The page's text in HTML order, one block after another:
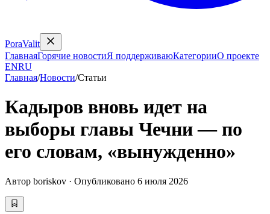
PoraValit
ГлавнаяГорячие новостиЯ поддерживаюКатегорииО проекте
ENRU
Главная/Новости/Статьи
Кадыров вновь идет на
выборы главы Чечни — по
его словам, «вынужденно»
Автор boriskov · Опубликовано 6 июля 2026